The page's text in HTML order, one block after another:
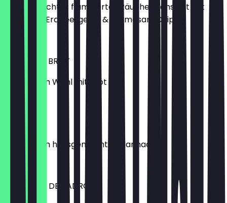
hausgemachtes flambiertes Räucherlachsfilet mit
Tomaten-Erdbeergelee & Parmesan-Chips
DIP TRIO & BROT
3 Dips nach Wahl mit Brot
7,50 €
OLIVEN
eingelegt in hausgemachter Marinade
4,50 €
PIMIENTOS DE PADRON